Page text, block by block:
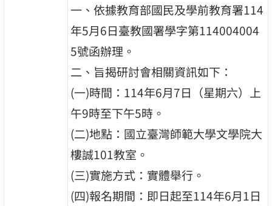
一、依據教育部國民及學前教育署114
年5月6日臺教國署學字第114004004
5號函辦理。
二、旨揭研討會相關資訊如下：
(一)時間：114年6月7日（星期六）上
午9時至下午5時。
(二)地點：國立臺灣師範大學文學院大
樓誠101教室。
(三)實施方式：實體舉行。
(四)報名期間：即日起至114年6月1日